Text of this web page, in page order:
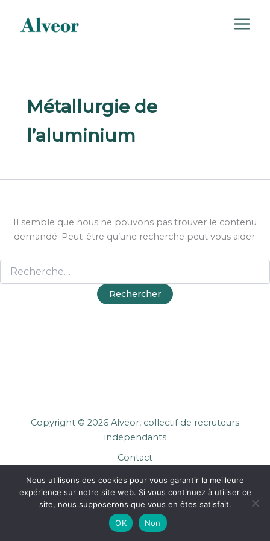
contenu
Métallurgie de
l’aluminium
Il semble que nous ne pouvons pas trouver le contenu
demandé. Peut-être qu’une recherche peut vous aider.
Copyright © 2026 Alveor, collectif de recruteurs
indépendants
Contact
Mentions légales
Confidentialité
CGU Entreprises
Nous utilisons des cookies pour vous garantir la meilleure
expérience sur notre site web. Si vous continuez à utiliser ce
site, nous supposerons que vous en êtes satisfait.
OK
Non